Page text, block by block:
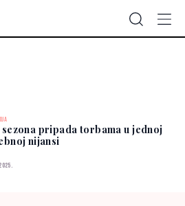
sezona pripada torbama u jednoj
nijansi